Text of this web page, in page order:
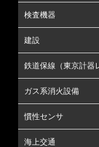
検査機器
建設
鉄道保線（東京計器
ガス系消火設備
慣性センサ
海上交通